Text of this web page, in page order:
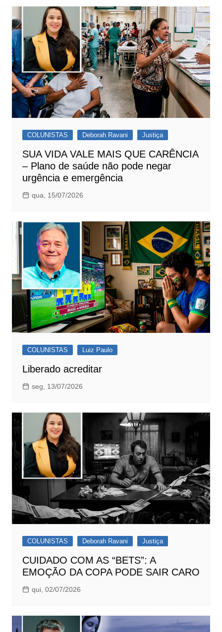
COLUNISTAS Deborah Ravani Justiça
SUA VIDA VALE MAIS QUE CARÊNCIA
– Plano de saúde não pode negar
urgência e emergência
qua, 15/07/2026
COLUNISTAS Luiz Paulo
Liberado acreditar
seg, 13/07/2026
COLUNISTAS Deborah Ravani Justiça
CUIDADO COM AS “BETS”: A
EMOÇÃO DA COPA PODE SAIR CARO
qui, 02/07/2026